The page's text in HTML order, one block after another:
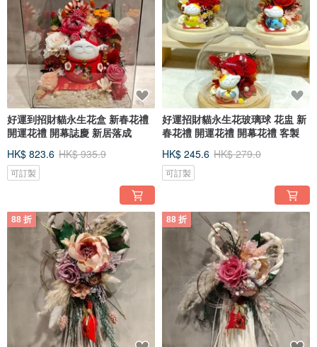
好運到招財貓永生花盒 新春花禮
開運花禮 開幕誌慶 新居落成
HK$ 823.6 HK$ 935.9
可訂製
好運招財貓永生花玻璃球 花盅 新
春花禮 開運花禮 開幕花禮 客製
HK$ 245.6 HK$ 279.0
可訂製
88 折 88 折